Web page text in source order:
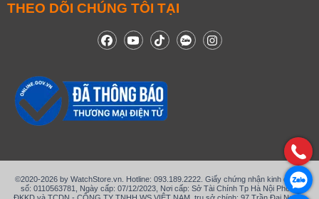
THEO DÕI CHÚNG TÔI TẠI
©2020-2026 by WatchStore.vn. Hotline: 093.189.2222. Giấy chứng nhận kinh doanh
số: 0110563781, Ngày cấp: 07/12/2023, Nơi cấp: Sở Tài Chính Tp Hà Nội Phòng